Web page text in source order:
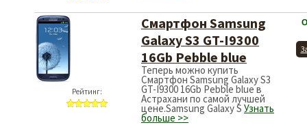
Рейтинг:
Смартфон Samsung
Galaxy S3 GT-I9300
16Gb Pebble blue
Теперь можно купить
Смартфон Samsung Galaxy S3
GT-I9300 16Gb Pebble blue в
Астрахани по самой лучшей
цене.Samsung Galaxy S Узнать
больше >>